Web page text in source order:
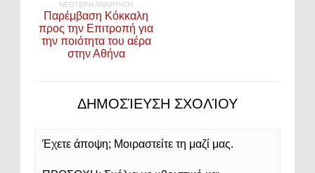
ΝΕΌΤΕΡΗ ΑΝΆΡΤΗΣΗ
Παρέμβαση Κόκκαλη
προς την Επιτροπή για
την ποιότητα του αέρα
στην Αθήνα
ΔΗΜΟΣΊΕΥΣΗ ΣΧΟΛΊΟΥ
Έχετε άποψη; Μοιραστείτε τη μαζί μας.